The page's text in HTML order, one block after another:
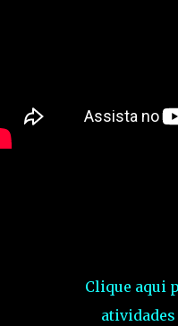
Clique aqui